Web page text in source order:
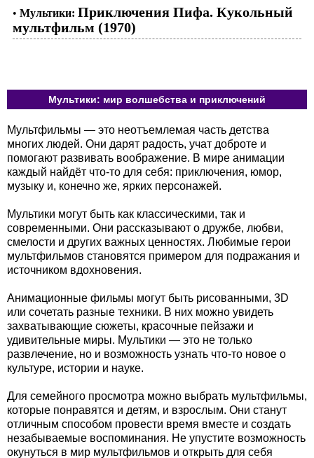
• Мультики: Приключения Пифа. Кукольный
мультфильм (1970)
Мультики: мир волшебства и приключений
Мультфильмы — это неотъемлемая часть детства
многих людей. Они дарят радость, учат доброте и
помогают развивать воображение. В мире анимации
каждый найдёт что-то для себя: приключения, юмор,
музыку и, конечно же, ярких персонажей.
Мультики могут быть как классическими, так и
современными. Они рассказывают о дружбе, любви,
смелости и других важных ценностях. Любимые герои
мультфильмов становятся примером для подражания и
источником вдохновения.
Анимационные фильмы могут быть рисованными, 3D
или сочетать разные техники. В них можно увидеть
захватывающие сюжеты, красочные пейзажи и
удивительные миры. Мультики — это не только
развлечение, но и возможность узнать что-то новое о
культуре, истории и науке.
Для семейного просмотра можно выбрать мультфильмы,
которые понравятся и детям, и взрослым. Они станут
отличным способом провести время вместе и создать
незабываемые воспоминания. Не упустите возможность
окунуться в мир мультфильмов и открыть для себя